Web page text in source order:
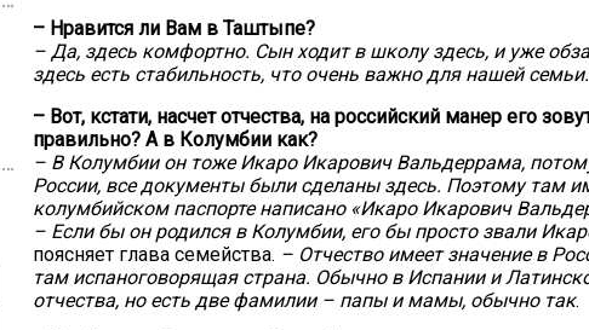
– Нравится ли Вам в Таштыпе?
– Да, здесь комфортно. Сын ходит в школу здесь, и уже
здесь есть стабильность, что очень важно для нашей семьи.
– Вот, кстати, насчет отчества, на российский манер его
правильно? А в Колумбии как?
– В Колумбии он тоже Икаро Икарович Вальдеррама,
России, все документы были сделаны здесь. Поэтому там
колумбийском паспорте написано «Икаро Икарович
– Если бы он родился в Колумбии, его бы просто звали
поясняет глава семейства. – Отчество имеет значение в
там испаноговорящая страна. Обычно в Испании и
отчества, но есть две фамилии – папы и мамы, обычно так.